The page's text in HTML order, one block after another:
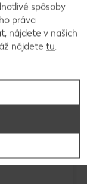
spôsoby
práva
nájdete v našich
nájdete tu.